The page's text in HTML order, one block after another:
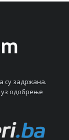
су задржана.
одобрeњe